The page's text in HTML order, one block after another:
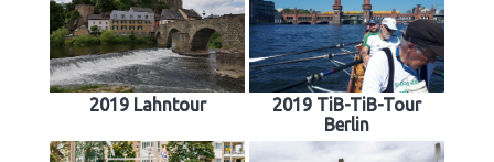
2019 Lahntour
2019 TiB-TiB-Tour
Berlin